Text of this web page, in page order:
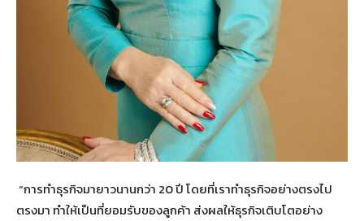
“การทำธุรกิจมายาวนานกว่า 20 ปี โดยที่เราทำธุรกิจอย่างตรงไป
ตรงมา ทำให้เป็นที่ยอมรับของลูกค้า ส่งผลให้ธุรกิจเติบโตอย่าง